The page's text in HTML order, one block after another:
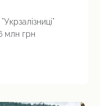
млн грн